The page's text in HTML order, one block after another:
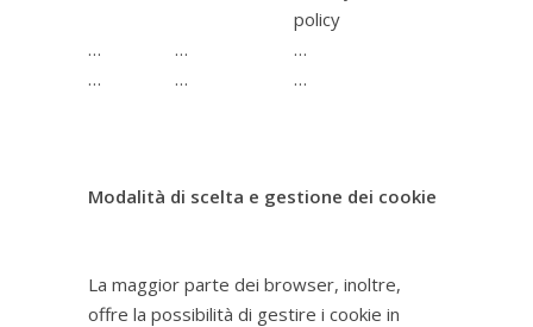
policy
…
…
…
…
… …
Modalità di scelta e gestione dei cookie
La maggior parte dei browser, inoltre,
offre la possibilità di gestire i cookie in